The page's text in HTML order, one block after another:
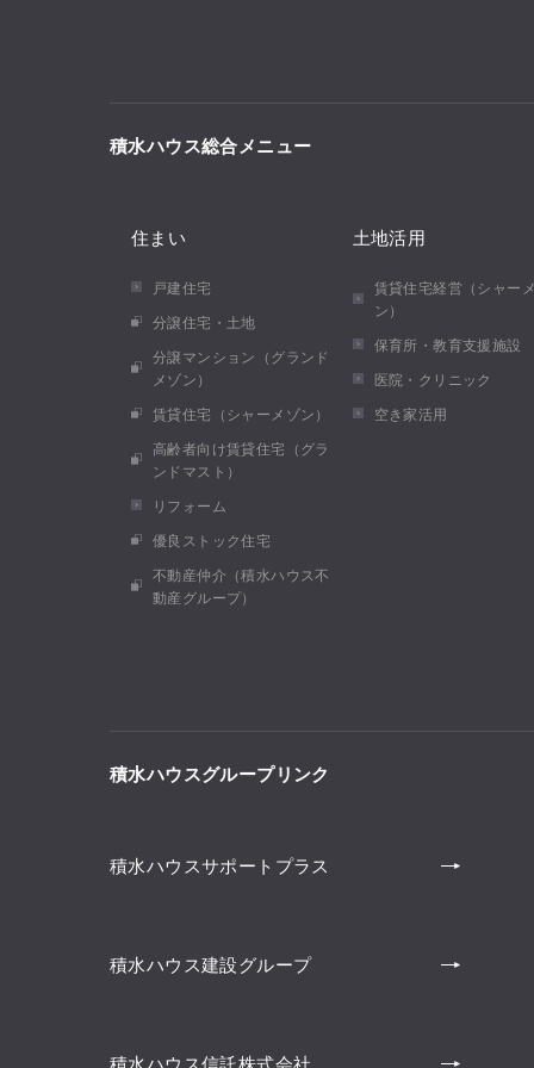
積水ハウス総合メニュー
住まい
戸建住宅
分譲住宅・土地
分譲マンション（グランド
メゾン）
賃貸住宅（シャーメゾン）
高齢者向け賃貸住宅（グラ
ンドマスト）
リフォーム
優良ストック住宅
不動産仲介（積水ハウス不
動産グループ）
土地活用
賃貸住宅経営（シャー
ン）
保育所・教育支援施設
医院・クリニック
空き家活用
積水ハウスグループリンク
積水ハウスサポートプラス
積水ハウス建設グループ